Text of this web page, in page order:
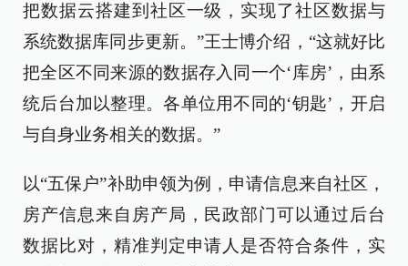
把数据云搭建到社区一级，实现了社区数据与
系统数据库同步更新。”王士博介绍，“这就好比
把全区不同来源的数据存入同一个‘库房’，由系
统后台加以整理。各单位用不同的‘钥匙’，开启
与自身业务相关的数据。”
以“五保户”补助申领为例，申请信息来自社区，
房产信息来自房产局，民政部门可以通过后台
数据比对，精准判定申请人是否符合条件，实